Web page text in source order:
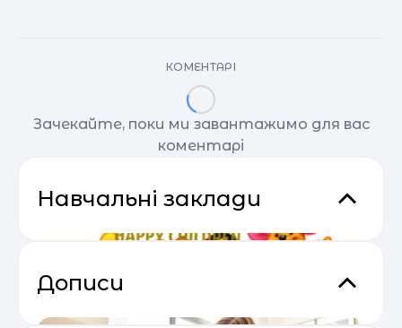
КОМЕНТАРІ
Зачекайте, поки ми завантажимо для вас
коментарі
Навчальні заклади
Дописи